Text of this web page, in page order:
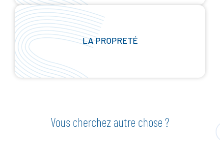
LA PROPRETÉ
Vous cherchez autre chose ?